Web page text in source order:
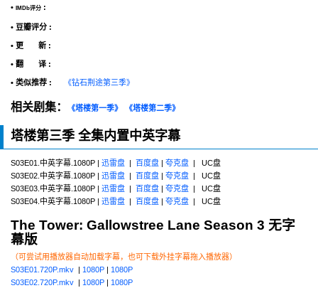
• IMDb评分 :
• 豆瓣评分 :
• 更 新 :
• 翻 译 :
• 类似推荐 : 《钻石荆途第三季》
相关剧集： 《塔楼第一季》 《塔楼第二季》
塔楼第三季 全集内置中英字幕
S03E01.中英字幕.1080P | 迅雷盘 | 百度盘 | 夸克盘 | UC盘
S03E02.中英字幕.1080P | 迅雷盘 | 百度盘 | 夸克盘 | UC盘
S03E03.中英字幕.1080P | 迅雷盘 | 百度盘 | 夸克盘 | UC盘
S03E04.中英字幕.1080P | 迅雷盘 | 百度盘 | 夸克盘 | UC盘
The Tower: Gallowstree Lane Season 3 无字
幕版
（可尝试用播放器自动加载字幕，也可下载外挂字幕拖入播放器）
S03E01.720P.mkv | 1080P | 1080P
S03E02.720P.mkv | 1080P | 1080P